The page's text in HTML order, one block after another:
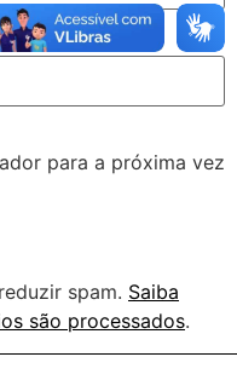
para a próxima vez
spam. Saiba
são processados.